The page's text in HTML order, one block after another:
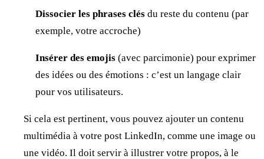
Dissocier les phrases clés du reste du contenu (par
exemple, votre accroche)
Insérer des emojis (avec parcimonie) pour exprimer
des idées ou des émotions : c’est un langage clair
pour vos utilisateurs.
Si cela est pertinent, vous pouvez ajouter un contenu
multimédia à votre post LinkedIn, comme une image ou
une vidéo. Il doit servir à illustrer votre propos, à le